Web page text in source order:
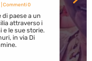
| Commenti 0
paese a un
attraverso i
e le sue storie.
in via Di